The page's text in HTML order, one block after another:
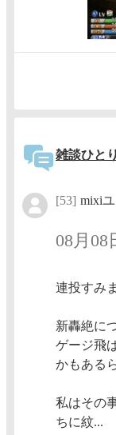
雑談ひと
[53] mixi
08月08
連投すみ
新轟絶に
ゲージ飛
かもある
私はその
ちに紋...